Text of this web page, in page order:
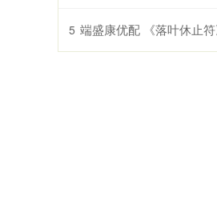
5 端盛康优配 《落叶休止